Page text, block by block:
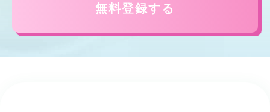
無料登録する